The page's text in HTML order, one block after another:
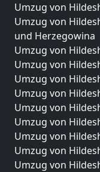
Umzug von
Umzug von
und Herzegowina
Umzug von
Umzug von
Umzug von
Umzug von
Umzug von
Umzug von
Umzug von
Umzug von
Umzug von